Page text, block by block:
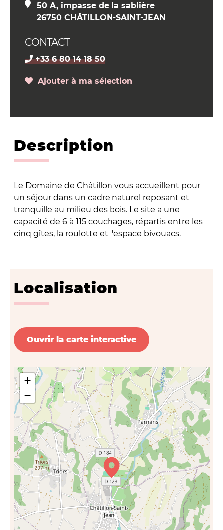
50 A, impasse de la sablière
26750 CHÂTILLON-SAINT-JEAN
CONTACT
+33 6 80 14 18 50
Ajouter à ma sélection
Description
Le Domaine de Châtillon vous accueillent pour
un séjour dans un cadre naturel reposant et
tranquille au milieu des bois. Le site a une
capacité de 6 à 115 couchages, répartis entre les
cinq gîtes, la roulotte et l'espace bivouacs.
Localisation
Ouvrir la carte interactive
+
−